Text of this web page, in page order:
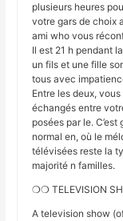
plusieurs heures
votre gars de choix
ami who vous
Il est 21 h pendant
un fils et une fille
tous avec
Entre les deux,
échangés entre
posées par le.
normal en, où le
télévisées reste la
majorité n familles.
❍❍ TELEVISION
A television show